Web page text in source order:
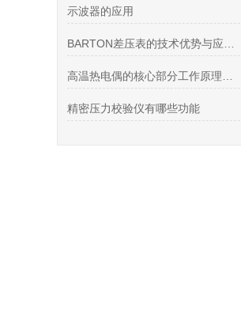
示波器的应用
精密压力校验仪有哪些功能